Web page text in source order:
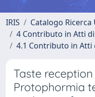
IRIS
Catalogo
4 Contributo in Atti
4.1 Contributo in Atti
Taste
Protophormia